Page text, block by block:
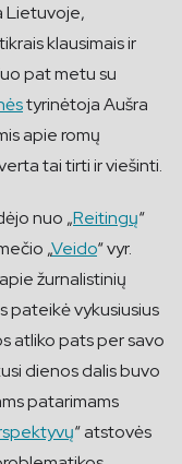
Lietuvoje,
klausimais ir
pat metu su
tyrinėtoja Aušra
apie romų
tai tirti ir viešinti.
nuo „Reitingų“
„Veido“ vyr.
žurnalistinių
pateikė vykusiusius
atliko pats per savo
dienos dalis buvo
patarimams
“ atstovės